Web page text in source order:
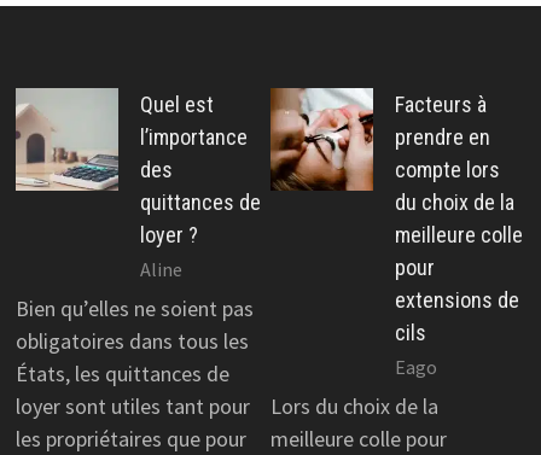
Quel est
l’importance
des
quittances de
loyer ?
Aline
Bien qu’elles ne soient pas
obligatoires dans tous les
États, les quittances de
loyer sont utiles tant pour
les propriétaires que pour
Facteurs à
prendre en
compte lors
du choix de la
meilleure colle
pour
extensions de
cils
Eago
Lors du choix de la
meilleure colle pour